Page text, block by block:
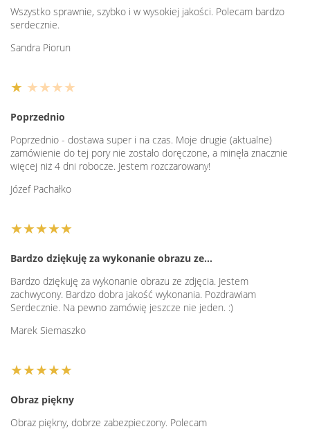
Wszystko sprawnie, szybko i w wysokiej jakości. Polecam bardzo
serdecznie.
Sandra Piorun
★ ★★★★
Poprzednio
Poprzednio - dostawa super i na czas. Moje drugie (aktualne)
zamówienie do tej pory nie zostało doręczone, a minęła znacznie
więcej niż 4 dni robocze. Jestem rozczarowany!
Józef Pachałko
★★★★★
Bardzo dziękuję za wykonanie obrazu ze…
Bardzo dziękuję za wykonanie obrazu ze zdjęcia. Jestem
zachwycony. Bardzo dobra jakość wykonania. Pozdrawiam
Serdecznie. Na pewno zamówię jeszcze nie jeden. :)
Marek Siemaszko
★★★★★
Obraz piękny
Obraz piękny, dobrze zabezpieczony. Polecam